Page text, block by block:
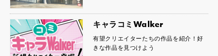
キャラコミWalker
有望クリエイターたちの作品を紹介！好
きな作品を見つけよう